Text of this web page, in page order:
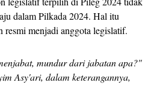
dalam Pilkada 2024. Hal itu
resmi menjadi anggota legislatif.
mundur dari jabatan apa?"
Asy'ari, dalam keterangannya,